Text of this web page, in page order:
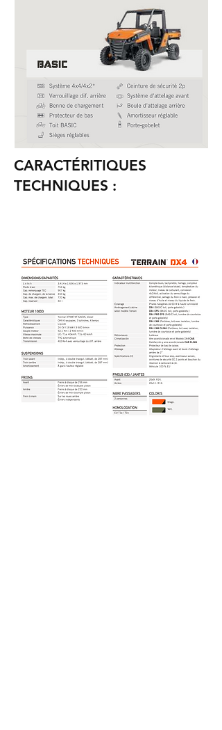
CARACTÉRITIQUES
TECHNIQUES :